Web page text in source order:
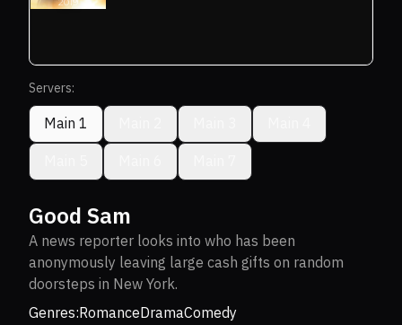
Servers:
Main 1
Good Sam
A news reporter looks into who has been
anonymously leaving large cash gifts on random
doorsteps in New York.
Genres:RomanceDramaComedy